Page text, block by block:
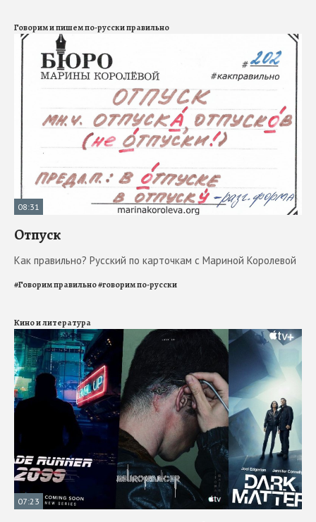
Говорим и пишем по-русски правильно
08:31
Отпуск
Как правильно? Русский по карточкам с Мариной Королевой
#Говорим правильно#говорим по-русски
Кино и литература
07:23